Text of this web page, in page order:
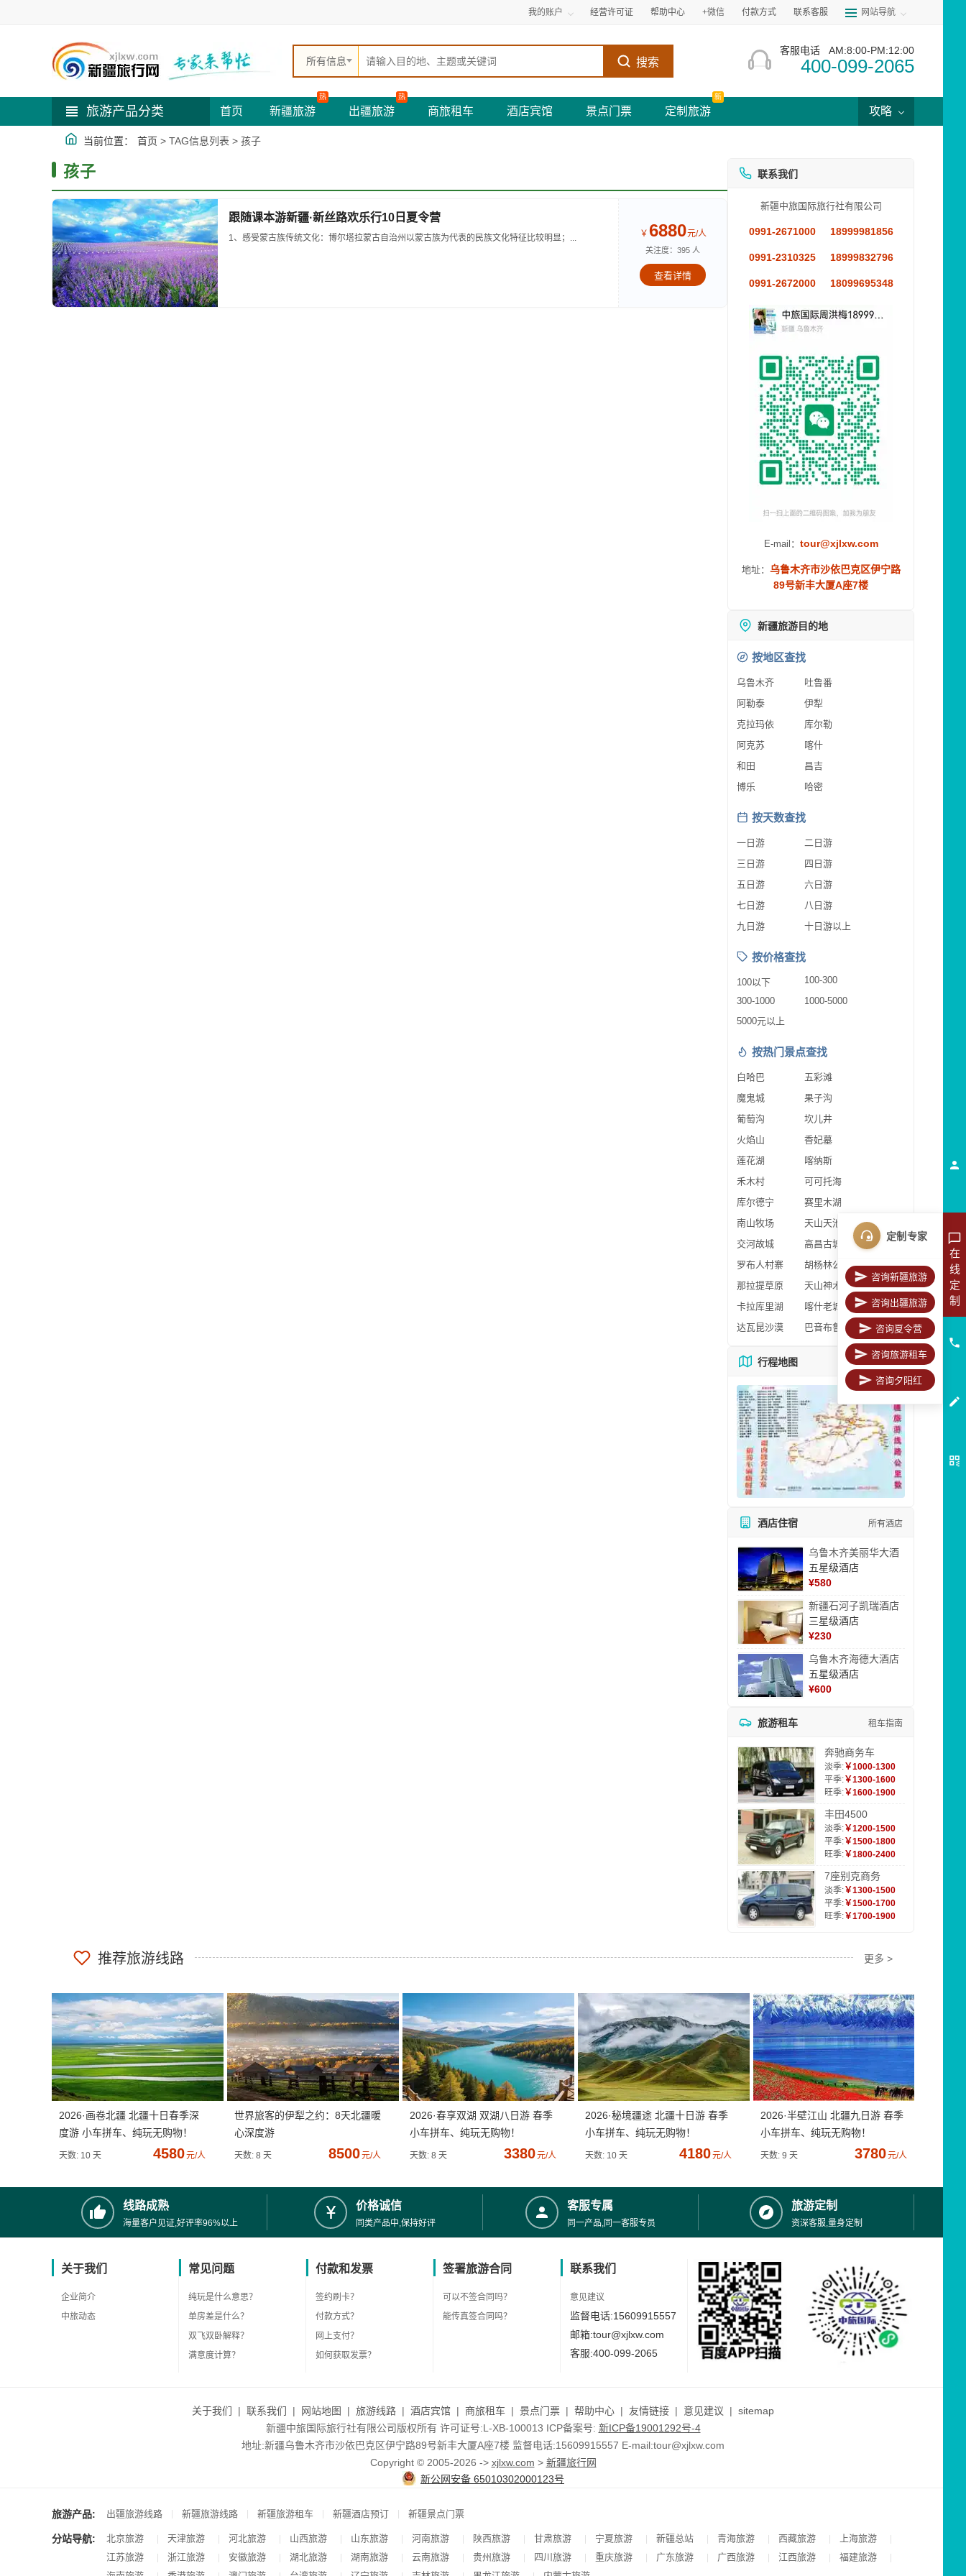
我的账户 经营许可证 帮助中心 +微信 付款方式 联系客服 网站导航
所有信息 搜索
客服电话 AM:8:00-PM:12:00
400-099-2065
旅游产品分类 首页 新疆旅游
热
出疆旅游
热
商旅租车 酒店宾馆 景点门票 定制旅游
新
攻略
当前位置： 首页 > TAG信息列表 > 孩子
孩子
跟随课本游新疆·新丝路欢乐行10日夏令营
1、感受蒙古族传统文化：博尔塔拉蒙古自治州以蒙古族为代表的民族文化特征比较明显；... ￥ 6880元/人
关注度：395 人
查看详情
联系我们
新疆中旅国际旅行社有限公司
0991-2671000 18999981856
0991-2310325 18999832796
0991-2672000 18099695348
E-mail： tour@xjlxw.com
地址： 乌鲁木齐市沙依巴克区伊宁路
89号新丰大厦A座7楼
新疆旅游目的地
按地区查找
乌鲁木齐
吐鲁番
阿勒泰
伊犁
克拉玛依
库尔勒
阿克苏
喀什
和田
昌吉
博乐
哈密
按天数查找
一日游
二日游
三日游
四日游
五日游
六日游
七日游
八日游
九日游
十日游以上
按价格查找
100以下
100-300
300-1000
1000-5000
5000元以上
按热门景点查找
白哈巴
五彩滩
魔鬼城
果子沟
葡萄沟
坎儿井
火焰山
香妃墓
莲花湖
喀纳斯
禾木村
可可托海
库尔德宁
赛里木湖
南山牧场
天山天池
交河故城
高昌古城
罗布人村寨
胡杨林公园
那拉提草原
天山神木园
卡拉库里湖
喀什老城区
达瓦昆沙漠
巴音布鲁克
行程地图 更多地图
酒店住宿 所有酒店
乌鲁木齐美丽华大酒
五星级酒店
¥580
新疆石河子凯瑞酒店
三星级酒店
¥230
乌鲁木齐海德大酒店
五星级酒店
¥600
旅游租车 租车指南
奔驰商务车
淡季:￥1000-1300
平季:￥1300-1600
旺季:￥1600-1900
丰田4500
淡季:￥1200-1500
平季:￥1500-1800
旺季:￥1800-2400
7座别克商务
淡季:￥1300-1500
平季:￥1500-1700
旺季:￥1700-1900
推荐旅游线路 更多 >
2026·画卷北疆 北疆十日春季深
度游 小车拼车、纯玩无购物！
天数: 10 天 4580元/人
世界旅客的伊犁之约：8天北疆暖
心深度游
天数: 8 天 8500元/人
2026·春享双湖 双湖八日游 春季
小车拼车、纯玩无购物！
天数: 8 天 3380元/人
2026·秘境疆途 北疆十日游 春季
小车拼车、纯玩无购物！
天数: 10 天 4180元/人
2026·半壁江山 北疆九日游 春季
小车拼车、纯玩无购物！
天数: 9 天 3780元/人
线路成熟
海量客户见证,好评率96%以上
价格诚信
同类产品中,保持好评
客服专属
同一产品,同一客服专员
旅游定制
资深客服,量身定制
关于我们
企业简介
中旅动态
常见问题
纯玩是什么意思？
单房差是什么？
双飞双卧解释？
满意度计算？
付款和发票
签约刷卡？
付款方式？
网上支付？
如何获取发票？
签署旅游合同
可以不签合同吗？
能传真签合同吗？
联系我们
意见建议
监督电话:15609915557
邮箱:tour@xjlxw.com
客服:400-099-2065
关于我们 | 联系我们 | 网站地图 | 旅游线路 | 酒店宾馆 | 商旅租车 | 景点门票 | 帮助中心 | 友情链接 | 意见建议 | sitemap
新疆中旅国际旅行社有限公司版权所有 许可证号:L-XB-100013 ICP备案号: 新ICP备19001292号-4
地址:新疆乌鲁木齐市沙依巴克区伊宁路89号新丰大厦A座7楼 监督电话:15609915557 E-mail:tour@xjlxw.com
Copyright © 2005-2026 -> xjlxw.com > 新疆旅行网
新公网安备 65010302000123号
旅游产品: 出疆旅游线路 | 新疆旅游线路 | 新疆旅游租车 | 新疆酒店预订 | 新疆景点门票
分站导航: 北京旅游 | 天津旅游 | 河北旅游 | 山西旅游 | 山东旅游 | 河南旅游 | 陕西旅游 | 甘肃旅游 | 宁夏旅游 | 新疆总站 | 青海旅游 | 西藏旅游 | 上海旅游 |
江苏旅游 | 浙江旅游 | 安徽旅游 | 湖北旅游 | 湖南旅游 | 云南旅游 | 贵州旅游 | 四川旅游 | 重庆旅游 | 广东旅游 | 广西旅游 | 江西旅游 | 福建旅游 |
在
线
定
制
定制专家
咨询新疆旅游
咨询出疆旅游
咨询夏令营
咨询旅游租车
咨询夕阳红